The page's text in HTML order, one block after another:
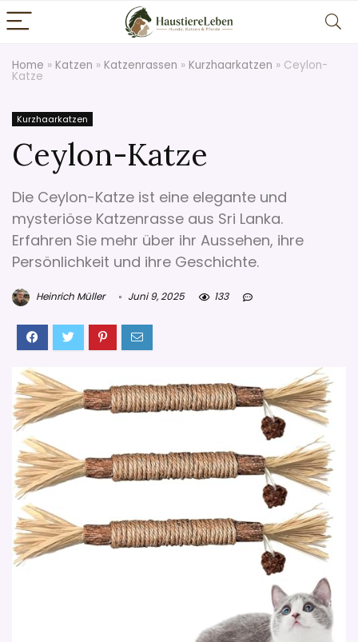
Home » Katzen » Katzenrassen » Kurzhaarkatzen » Ceylon-
Katze
Kurzhaarkatzen
Ceylon-Katze
Die Ceylon-Katze ist eine elegante und
mysteriöse Katzenrasse aus Sri Lanka.
Erfahren Sie mehr über ihr Aussehen, ihre
Persönlichkeit und ihre Geschichte.
Heinrich Müller Juni 9, 2025 133